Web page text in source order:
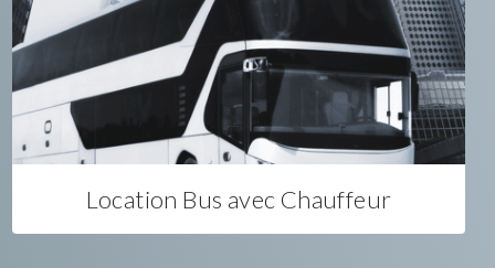
Location Bus avec Chauffeur